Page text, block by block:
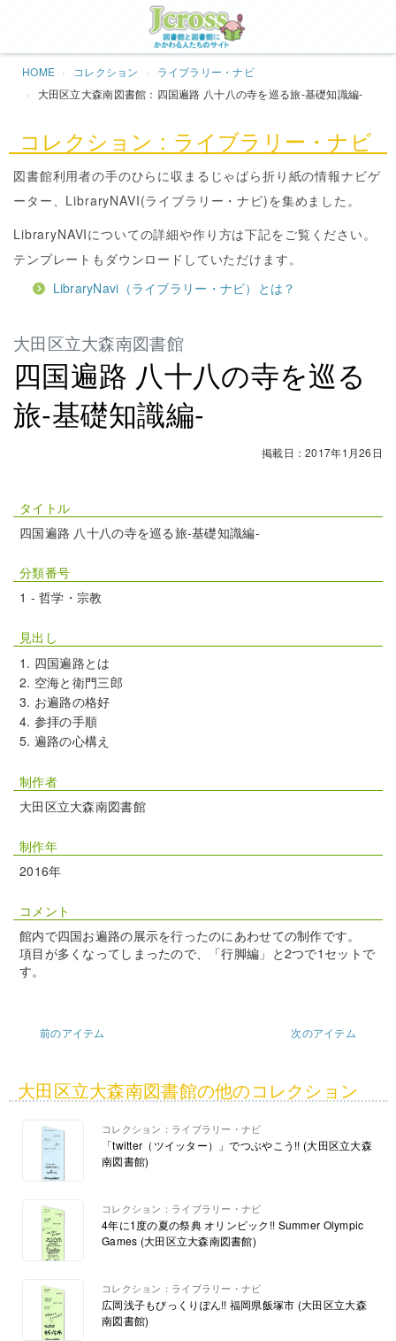
HOME コレクション
ライブラリー・ナビ
大田区立大森南図書館：四国遍路 八十八の寺を巡る旅‐基礎知識編‐
コレクション : ライブラリー・ナビ
図書館利用者の手のひらに収まるじゃばら折り紙の情報ナビゲ
ーター、LibraryNAVI(ライブラリー・ナビ)を集めました。
LibraryNAVIについての詳細や作り方は下記をご覧ください。
テンプレートもダウンロードしていただけます。
LibraryNavi（ライブラリー・ナビ）とは？
大田区立大森南図書館
四国遍路 八十八の寺を巡る
旅‐基礎知識編‐
掲載日：2017年1月26日
タイトル
四国遍路 八十八の寺を巡る旅‐基礎知識編‐
分類番号
1 - 哲学・宗教
見出し
四国遍路とは
空海と衛門三郎
お遍路の格好
参拝の手順
遍路の心構え
制作者
大田区立大森南図書館
制作年
2016年
コメント
館内で四国お遍路の展示を行ったのにあわせての制作です。
項目が多くなってしまったので、「行脚編」と2つで1セットで
す。
前のアイテム 次のアイテム
大田区立大森南図書館の他のコレクション
コレクション：ライブラリー・ナビ
「twitter（ツイッター）」でつぶやこう!! (大田区立大森
南図書館)
コレクション：ライブラリー・ナビ
4年に1度の夏の祭典 オリンピック!! Summer Olympic
Games (大田区立大森南図書館)
コレクション：ライブラリー・ナビ
広岡浅子もびっくりぽん!! 福岡県飯塚市 (大田区立大森
南図書館)